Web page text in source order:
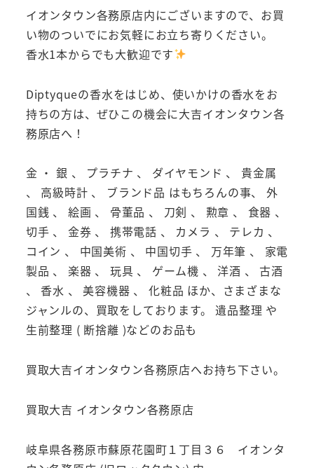
イオンタウン各務原店内にございますので、お買
い物のついでにお気軽にお立ち寄りください。
香水1本からでも大歓迎です
Diptyqueの香水をはじめ、使いかけの香水をお
持ちの方は、ぜひこの機会に大吉イオンタウン各
務原店へ！
金 ・ 銀 、 プラチナ 、 ダイヤモンド 、 貴金属
、 高級時計 、 ブランド品 はもちろんの事、 外
国銭 、 絵画 、 骨董品 、 刀剣 、 勲章 、 食器 、
切手 、 金券 、 携帯電話 、 カメラ 、 テレカ 、
コイン 、 中国美術 、 中国切手 、 万年筆 、 家電
製品 、 楽器 、 玩具 、 ゲーム機 、 洋酒 、 古酒
、 香水 、 美容機器 、 化粧品 ほか、さまざまな
ジャンルの、買取をしております。 遺品整理 や
生前整理 ( 断捨離 )などのお品も
買取大吉イオンタウン各務原店へお持ち下さい。
買取大吉 イオンタウン各務原店
岐阜県各務原市蘇原花園町１丁目３６ イオンタ